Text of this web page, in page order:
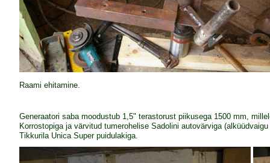
Raami ehitamine.
Generaatori saba moodustub 1,5" terastorust piikusega 1500 mm,
Korrostopiga ja värvitud tumerohelise Sadolini autovärviga
Tikkurila Unica Super puidulakiga.